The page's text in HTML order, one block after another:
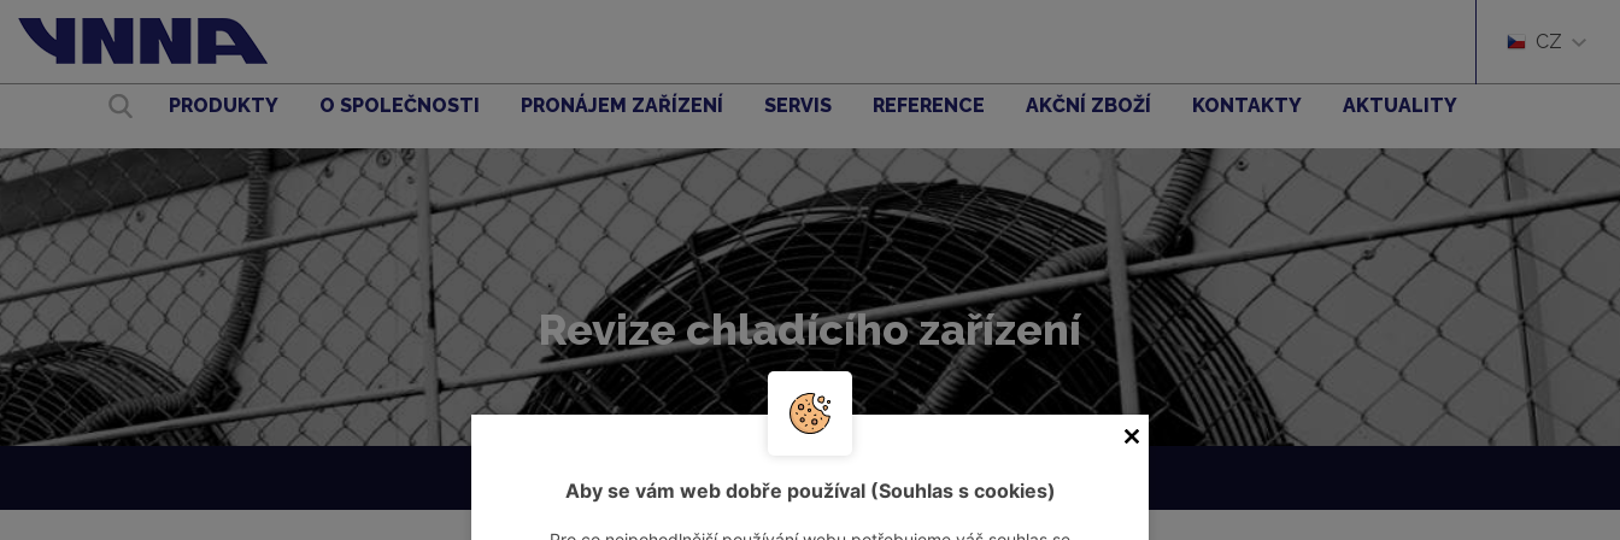
CZ
PRODUKTY O SPOLEČNOSTI PRONÁJEM ZAŘÍZENÍ SERVIS REFERENCE AKČNÍ ZBOŽÍ KONTAKTY AKTUALITY
Revize chladícího zařízení
Aby se vám web dobře používal (Souhlas s cookies)